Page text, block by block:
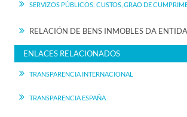
SERVIZOS PÚBLICOS: CUSTOS, GRAO DE
RELACIÓN DE BENS INMOBLES DA
ENLACES RELACIONADOS
TRANSPARENCIA INTERNACIONAL
TRANSPARENCIA ESPAÑA